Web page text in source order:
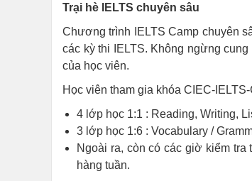
Trại hè IELTS chuyên sâu
Chương trình IELTS Camp chuyên
các kỳ thi IELTS. Không ngừng
của học viên.
Học viên tham gia khóa CIEC-
4 lớp học 1:1 : Reading, Writing,
3 lớp học 1:6 : Vocabulary /
Ngoài ra, còn có các giờ kiểm
hàng tuần.